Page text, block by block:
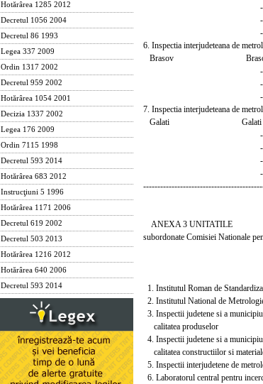
Hotărârea 1285 2012
Decretul 1056 2004
Decretul 86 1993
Legea 337 2009
Ordin 1317 2002
Decretul 959 2002
Hotărârea 1054 2001
Decizia 1337 2002
Legea 176 2009
Ordin 7115 1998
Decretul 593 2014
Hotărârea 683 2012
Instrucţiuni 5 1996
Hotărârea 1171 2006
Decretul 619 2002
Decretul 503 2013
Hotărârea 1216 2012
Hotărârea 640 2006
Decretul 593 2014
- Judetul
- Judetul
- Judetul
6. Inspectia interjudeteana de
Brasov Brasov -
- Judetul
- Judetul
- Judetul
7. Inspectia interjudeteana de
Galati Galati -
- Judetul
- Judetul
- Judetul
- Judetul
ANEXA 3 UNITATILE
subordonate Comisiei Nationale
Numar
1. Institutul Roman de
2. Institutul National de
3. Inspectii judetene si a
calitatea
4. Inspectii judetene si a
calitatea constructiilor si
5. Inspectii interjudetene
6. Laboratorul central pentru